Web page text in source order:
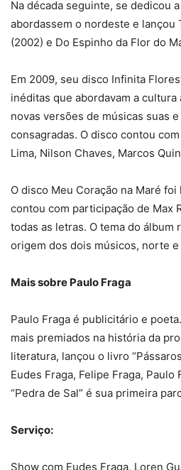
Na década seguinte, se dedicou
abordassem o nordeste e lançou
(2002) e Do Espinho da Flor do
Em 2009, seu disco Infinita
inéditas que abordavam a cultura
novas versões de músicas suas
consagradas. O disco contou
Lima, Nilson Chaves, Marcos
O disco Meu Coração na Maré foi
contou com participação de Max
todas as letras. O tema do álbum
origem dos dois músicos, norte
Mais sobre Paulo Fraga
Paulo Fraga é publicitário e
mais premiados na história da
literatura, lançou o livro
Eudes Fraga, Felipe Fraga, Paulo
“Pedra de Sal” é sua primeira
Serviço:
Show com Eudes Fraga, Loren